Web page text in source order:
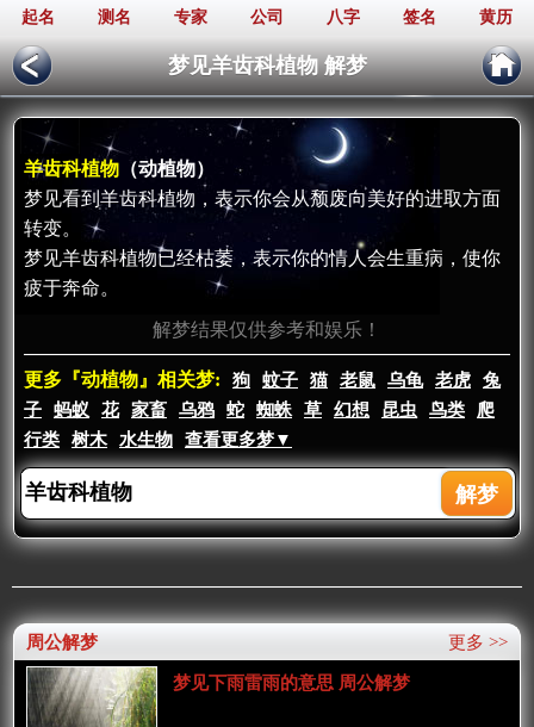
起名 测名 专家 公司 八字 签名 黄历
梦见羊齿科植物 解梦
羊齿科植物 （动植物）
梦见看到羊齿科植物，表示你会从颓废向美好的进取方面
转变。
梦见羊齿科植物已经枯萎，表示你的情人会生重病，使你
疲于奔命。
解梦结果仅供参考和娱乐！
更多『动植物』相关梦: 狗 蚊子 猫 老鼠 乌龟 老虎
兔
子
蚂蚁 花 家畜 乌鸦 蛇 蜘蛛 草 幻想 昆虫 鸟类
爬
行类
树木 水生物 查看更多梦▼
更多 >>
周公解梦
梦见下雨雷雨的意思 周公解梦